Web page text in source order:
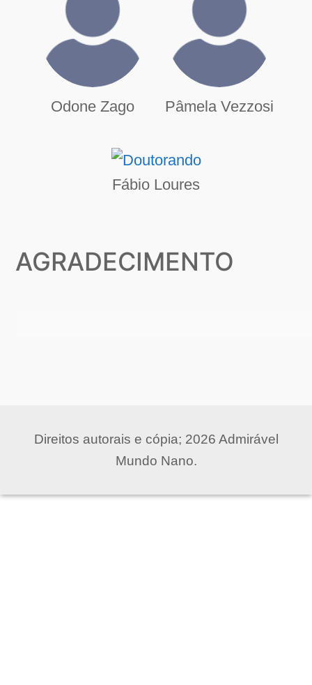
Odone Zago Pâmela Vezzosi
Fábio Loures
AGRADECIMENTO
Direitos autorais e cópia; 2026 Admirável
Mundo Nano.